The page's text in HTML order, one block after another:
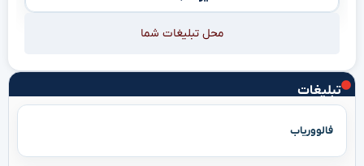
تبلیغات
فالووریاب
محل تبلیغات شما